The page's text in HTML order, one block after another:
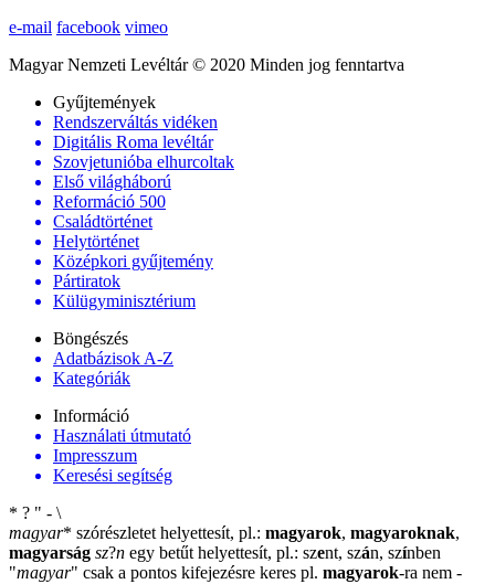
e-mail facebook vimeo
Magyar Nemzeti Levéltár © 2020 Minden jog fenntartva
Gyűjtemények
Rendszerváltás vidéken
Digitális Roma levéltár
Szovjetunióba elhurcoltak
Első világháború
Reformáció 500
Családtörténet
Helytörténet
Középkori gyűjtemény
Pártiratok
Külügyminisztérium
Böngészés
Adatbázisok A-Z
Kategóriák
Információ
Használati útmutató
Impresszum
Keresési segítség
* ? " - \
magyar* szórészletet helyettesít, pl.: magyarok, magyaroknak,
magyarság sz?n egy betűt helyettesít, pl.: szent, szán, színben
"magyar" csak a pontos kifejezésre keres pl. magyarok-ra nem -